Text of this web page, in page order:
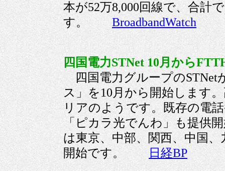
本が52万8,000回線で、合計
す。BroadbandWatch
四国電力STNet 10月から
四国電力グループのSTNet
ス」を10月から開始します
リアのようです。既存の電
「ピカラ光でんわ」も提供
は東京、中部、関西、中国
開始です。 日経BP